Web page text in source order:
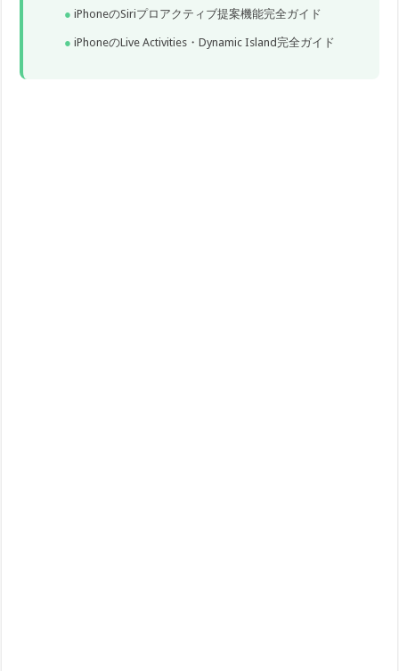
iPhoneのSiriプロアクティブ提案機能完全ガイド
iPhoneのLive Activities・Dynamic Island完全ガイド